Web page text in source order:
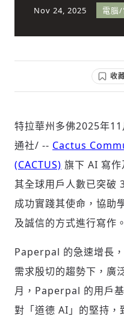
Nov 24, 2025 電腦
收
特拉華州多佛2025年11
通社/ -- Cactus
(CACTUS) 旗下 AI 寫作
其全球用戶人數已突破
成功實踐其使命，協助
及誠信的方式進行寫作。
Paperpal 的急速增長
需求殷切的趨勢下，廣
月，Paperpal 的用戶
對「道德 AI」的堅持，